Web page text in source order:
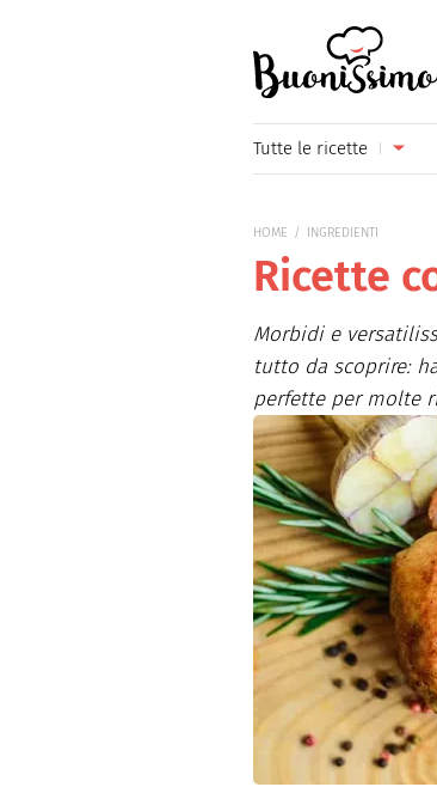
Tutte le ricette
Primi piatti
Piatti unici
Contorni
Formaggi
Frutta
Dolci
HOME INGREDIENTI
Ricette
Morbidi e
tutto da scoprire:
perfette per molte